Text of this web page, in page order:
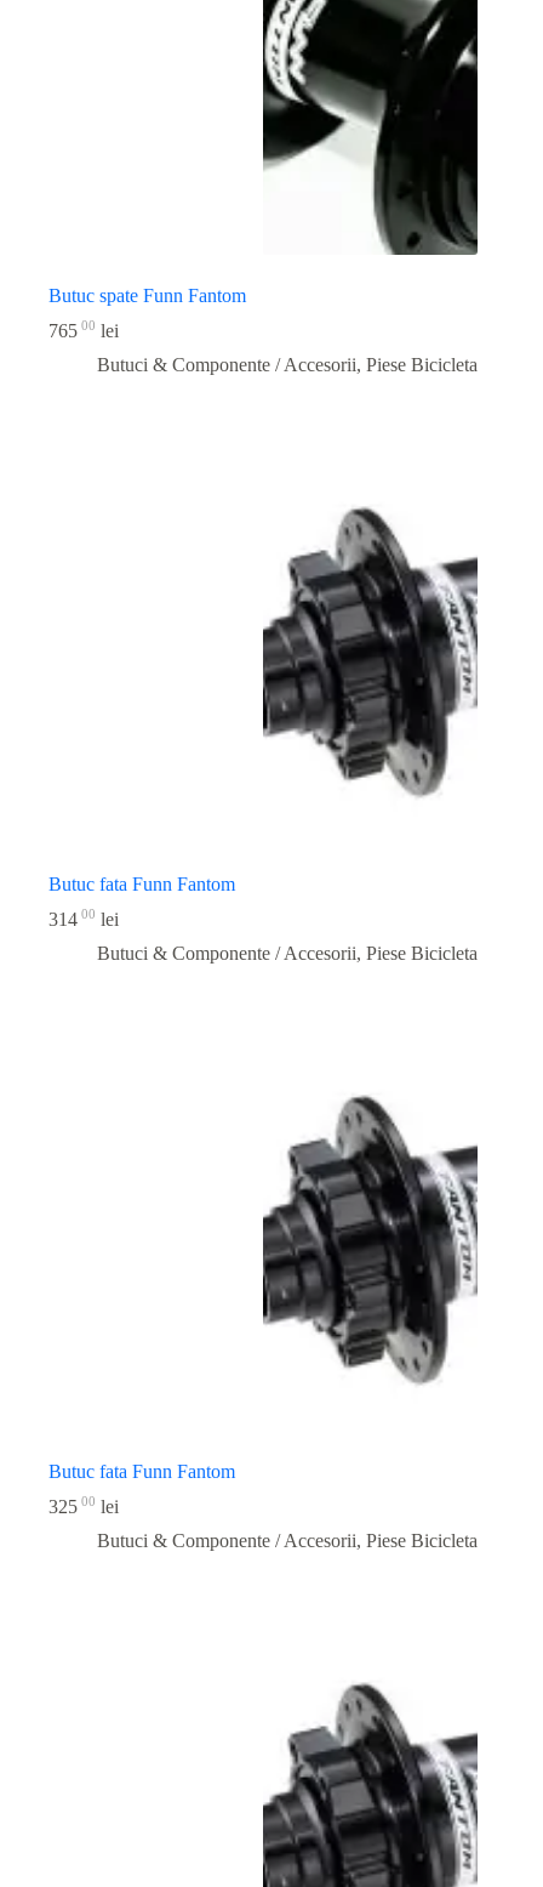
Butuc spate Funn Fantom
765 00 lei
Butuci & Componente / Accesorii, Piese Bicicleta
Butuc fata Funn Fantom
314 00 lei
Butuci & Componente / Accesorii, Piese Bicicleta
Butuc fata Funn Fantom
325 00 lei
Butuci & Componente / Accesorii, Piese Bicicleta